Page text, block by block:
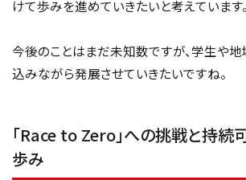
けて歩みを進めていきたいと考えています。
今後のことはまだ未知数ですが、学生や
込みながら発展させていきたいですね。
「Race to Zero」への挑戦と持続
歩み